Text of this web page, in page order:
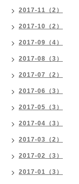
2017-11（2）
2017-10（2）
2017-09（4）
2017-08（3）
2017-07（2）
2017-06（3）
2017-05（3）
2017-04（3）
2017-03（2）
2017-02（3）
2017-01（3）